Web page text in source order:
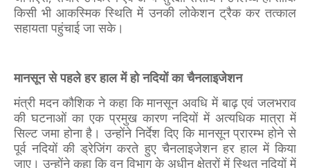
किसी भी आकस्मिक स्थिति में उनकी लोकेशन ट्रैक कर तत्काल
सहायता पहुंचाई जा सके।
मानसून से पहले हर हाल में हो नदियों का चैनलाइजेशन
मंत्री मदन कौशिक ने कहा कि मानसून अवधि में बाढ़ एवं जलभराव
की घटनाओं का एक प्रमुख कारण नदियों में अत्यधिक मात्रा में
सिल्ट जमा होना है। उन्होंने निर्देश दिए कि मानसून प्रारम्भ होने से
पूर्व नदियों की ड्रेजिंग करते हुए चैनलाइजेशन हर हाल में किया
जाए। उन्होंने कहा कि वन विभाग के अधीन क्षेत्रों में स्थित नदियों में